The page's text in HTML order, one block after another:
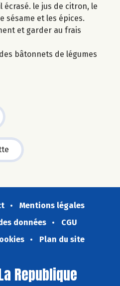
écrasé. le jus de citron, le
sésame et les épices.
et garder au frais
bâtonnets de légumes
Mentions légales
données
CGU
Plan du site
Republique